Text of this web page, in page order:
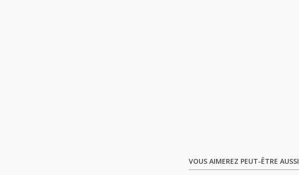
VOUS AIMEREZ PEUT-ÊTRE AUSSI